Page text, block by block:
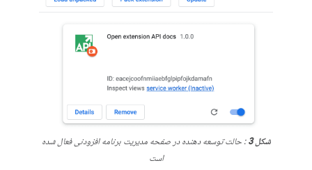
شکل 3 : حالت توسعه دهنده در صفحه مدیریت برنامه افزودنی فعال شده
است